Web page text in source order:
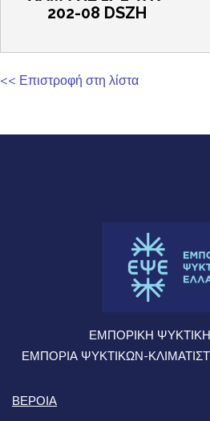
202-08 DSZH
<< Επιστροφή στη λίστα
ΕΜΠΟΡΙΚΗ
ΕΜΠΟΡΙΑ ΨΥΚΤΙΚΩΝ-
ΒΕΡΟΙΑ